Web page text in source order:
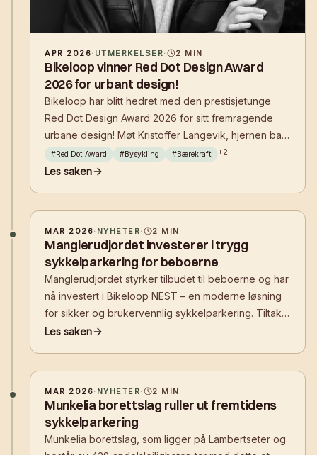
APR 2026· UTMERKELSER· 2 MIN
Bikeloop vinner Red Dot Design Award
2026 for urbant design!
Bikeloop har blitt hedret med den prestisjetunge
Red Dot Design Award 2026 for sitt fremragende
urbane design! Møt Kristoffer Langevik, hjernen bak
suksessen, og dykk ned i filosofien som former
fremtidens sykkelinfrastruktur med fokus på
#Red Dot Award #Bysykling #Bærekraft +2
Les saken
MAR 2026· NYHETER· 2 MIN
Manglerudjordet investerer i trygg
sykkelparkering for beboerne
Manglerudjordet styrker tilbudet til beboerne og har
nå investert i Bikeloop NEST – en moderne løsning
for sikker og brukervennlig sykkelparkering. Tiltaket
skal gjøre det enklere å velge sykkel i hverdagen,
Les saken
MAR 2026· NYHETER· 2 MIN
Munkelia borettslag ruller ut fremtidens
sykkelparkering
Munkelia borettslag, som ligger på Lambertseter og